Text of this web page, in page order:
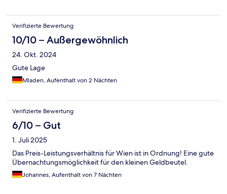
Verifizierte Bewertung
10/10 – Außergewöhnlich
24. Okt. 2024
Gute Lage
Mladen, Aufenthalt von 2 Nächten
Verifizierte Bewertung
6/10 – Gut
1. Juli 2025
Das Preis-Leistungsverhältnis für Wien ist in Ordnung! Eine gute
Übernachtungsmöglichkeit für den kleinen Geldbeutel.
Johannes, Aufenthalt von 7 Nächten